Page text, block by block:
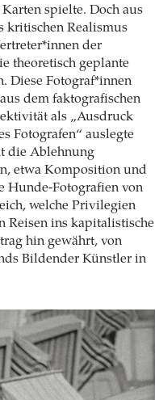
spielte. Doch aus
kritischen Realismus
der
theoretisch geplante
Diese Fotograf*innen
dem faktografischen
als „Ausdruck
Fotografen“ auslegte
die Ablehnung
etwa Komposition und
Hunde-Fotografien von
welche Privilegien
Reisen ins kapitalistische
hin gewährt, von
Bildender Künstler in